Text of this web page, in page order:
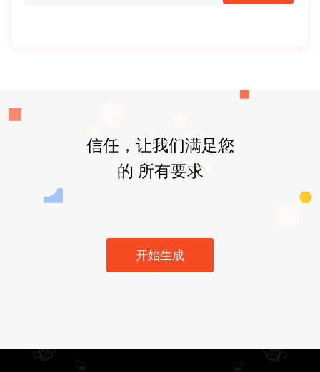
信任，让我们满足您
的 所有要求
开始生成